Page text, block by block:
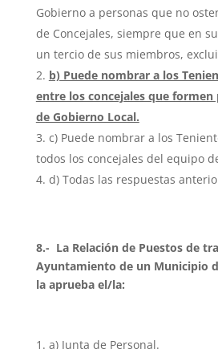
Gobierno a personas que no
de Concejales, siempre que en
un tercio de sus miembros,
b) Puede nombrar a los
entre los concejales que formen
de Gobierno Local.
c) Puede nombrar a los
todos los concejales del equipo
d) Todas las respuestas
8.- La Relación de Puestos de
Ayuntamiento de un Municipio
la aprueba el/la:
a) Junta de Personal.